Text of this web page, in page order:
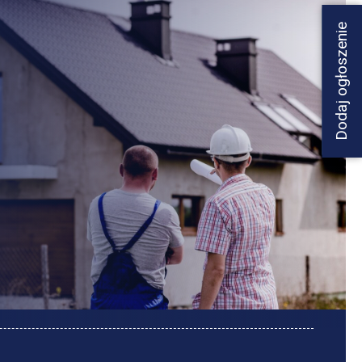
Dodaj ogłoszenie